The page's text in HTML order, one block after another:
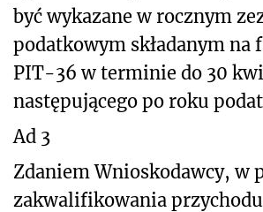
być wykazane w rocznym
podatkowym składanym na
PIT-36 w terminie do 30
następującego po roku
Ad 3
Zdaniem Wnioskodawcy, w
zakwalifikowania